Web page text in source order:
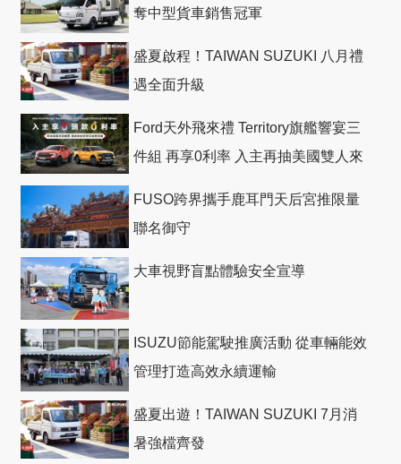
奪中型貨車銷售冠軍
盛夏啟程！TAIWAN SUZUKI 八月禮
遇全面升級
Ford天外飛來禮 Territory旗艦響宴三
件組 再享0利率 入主再抽美國雙人來
FUSO跨界攜手鹿耳門天后宮推限量
聯名御守
大車視野盲點體驗安全宣導
ISUZU節能駕駛推廣活動 從車輛能效
管理打造高效永續運輸
盛夏出遊！TAIWAN SUZUKI 7月消
暑強檔齊發